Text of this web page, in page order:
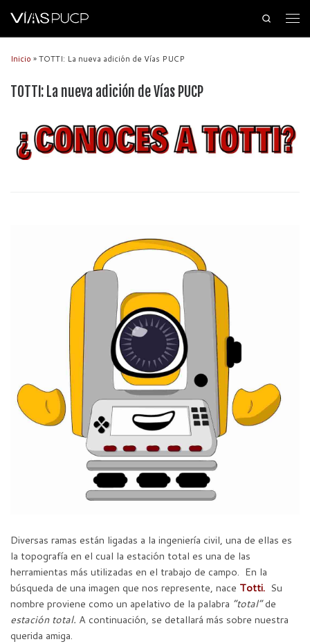
Search
Inicio »TOTTI: La nueva adición de Vías PUCP
TOTTI: La nueva adición de Vías PUCP
Diversas ramas están ligadas a la ingeniería civil, una de ellas es
la topografía en el cual la estación total es una de las
herramientas más utilizadas en el trabajo de campo. En la
búsqueda de una imagen que nos represente, nace Totti. Su
nombre proviene como un apelativo de la palabra “total”de
estación total. A continuación, se detallará más sobre nuestra
querida amiga.